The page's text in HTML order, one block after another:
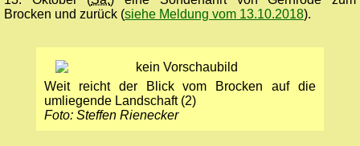
Brocken und zurück (siehe Meldung vom 13.10.2018).
Weit reicht der Blick vom Brocken auf die
umliegende Landschaft (2)
Foto: Steffen Rienecker